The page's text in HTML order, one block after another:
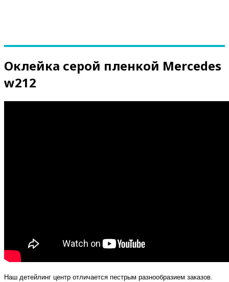
Оклейка серой пленкой Mercedes
w212
Наш детейлинг центр отличается пестрым разнообразием заказов.